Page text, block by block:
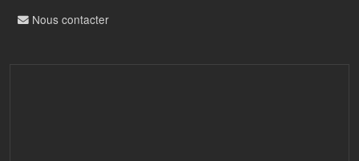
Nous contacter